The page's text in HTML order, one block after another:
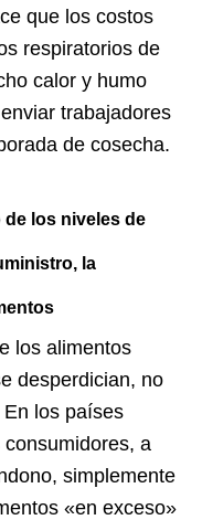
que los costos
respiratorios de
calor y humo
trabajadores
de cosecha.
de los niveles de
la
los alimentos
desperdician, no
los países
a
simplemente
«en exceso»